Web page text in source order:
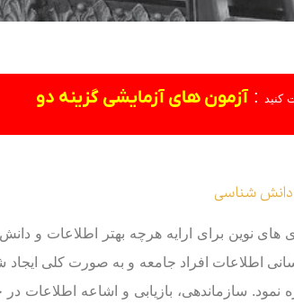
کنید :آزمون های آزمایشی گزینه دو
دانش شناسی
نوین برای ارایه هرچه بهتر اطلاعات و
اطلاعات افراد جامعه و به صورت کلی ایجاد
سازماندهی، بازیابی و اشاعه اطلاعات